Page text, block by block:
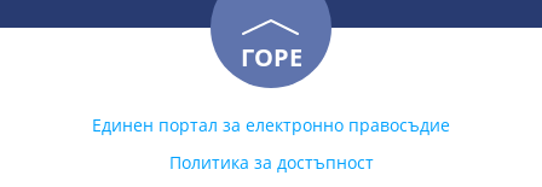
ГОРЕ
Единен портал за електронно правосъдие
Политика за достъпност